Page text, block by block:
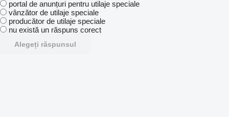
portal de anunțuri pentru utilaje speciale
vânzător de utilaje speciale
producător de utilaje speciale
nu există un răspuns corect
Alegeți răspunsul